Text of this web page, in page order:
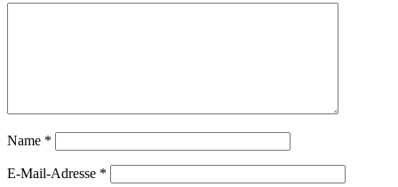
Name *
E-Mail-Adresse *